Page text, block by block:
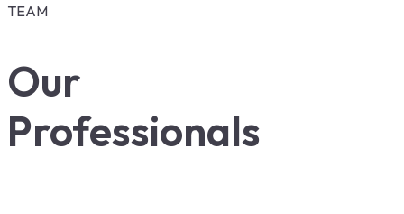
TEAM
Our
Professionals